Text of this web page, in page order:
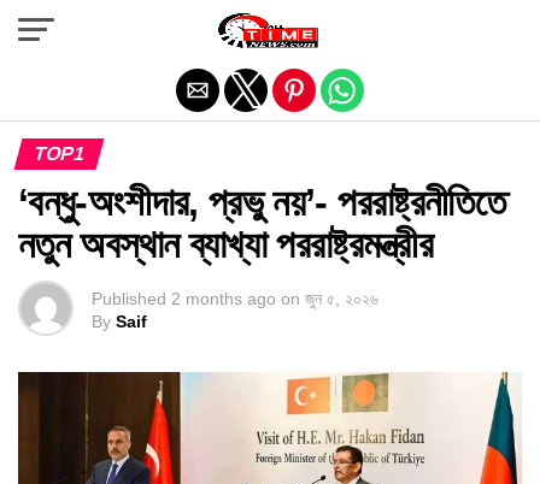
TOP1
‘বন্ধু-অংশীদার, প্রভু নয়’- পররাষ্ট্রনীতিতে
নতুন অবস্থান ব্যাখ্যা পররাষ্ট্রমন্ত্রীর
Published 2 months ago on জুন ৫, ২০২৬
By Saif
Exit mobile version